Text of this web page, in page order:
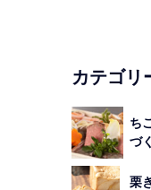
カテゴリ
ち
づ
栗